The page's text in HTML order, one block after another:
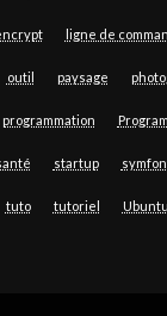
ligne de
outil paysage
programmation
startup
tuto tutoriel Ubuntu